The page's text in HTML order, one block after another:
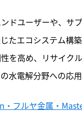
ドユーザーや、サ
たエコシステム構
を高め、リサイク
水電解分野への応
フルヤ金属・